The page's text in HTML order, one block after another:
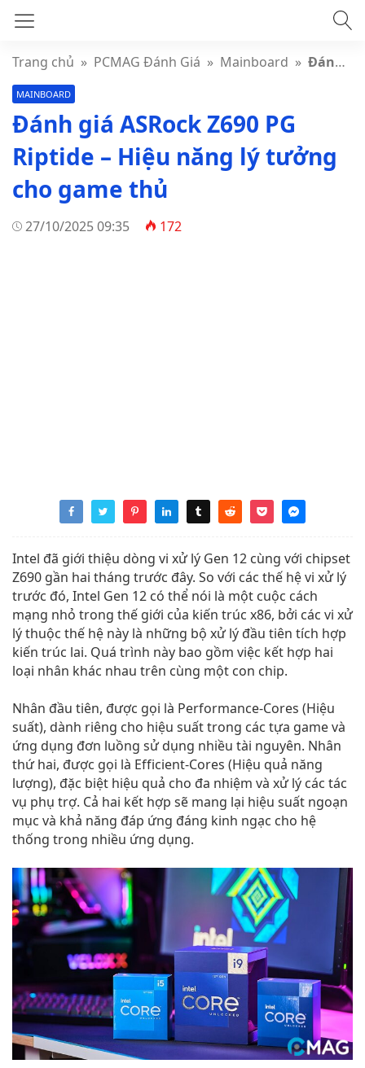
Trang chủ » PCMAG Đánh Giá » Mainboard » Đánh giá ASRock Z690 PG Riptide – Hiệu năng lý tưởng cho game thủ
MAINBOARD
Đánh giá ASRock Z690 PG
Riptide – Hiệu năng lý tưởng
cho game thủ
27/10/2025 09:35 172
Intel đã giới thiệu dòng vi xử lý Gen 12 cùng với chipset
Z690 gần hai tháng trước đây. So với các thế hệ vi xử lý
trước đó, Intel Gen 12 có thể nói là một cuộc cách
mạng nhỏ trong thế giới của kiến ​​trúc x86, bởi các vi xử
lý thuộc thế hệ này là những bộ xử lý đầu tiên tích hợp
kiến ​​trúc lai. Quá trình này bao gồm việc kết hợp hai
loại nhân khác nhau trên cùng một con chip.
Nhân đầu tiên, được gọi là Performance-Cores (Hiệu
suất), dành riêng cho hiệu suất trong các tựa game và
ứng dụng đơn luồng sử dụng nhiều tài nguyên. Nhân
thứ hai, được gọi là Efficient-Cores (Hiệu quả năng
lượng), đặc biệt hiệu quả cho đa nhiệm và xử lý các tác
vụ phụ trợ. Cả hai kết hợp sẽ mang lại hiệu suất ngoạn
mục và khả năng đáp ứng đáng kinh ngạc cho hệ
thống trong nhiều ứng dụng.